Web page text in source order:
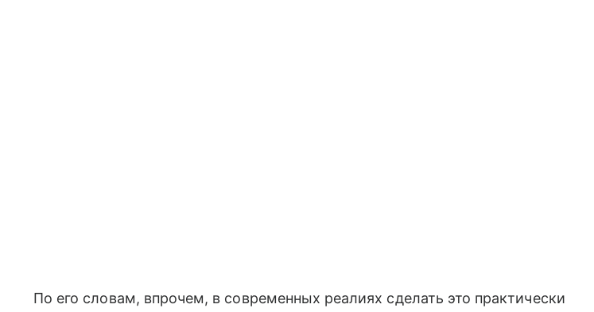
По его словам, впрочем, в современных реалиях сделать это практически